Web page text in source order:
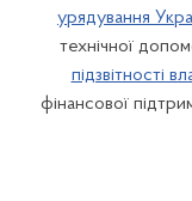
урядування
технічної
підзвітності
фінансової